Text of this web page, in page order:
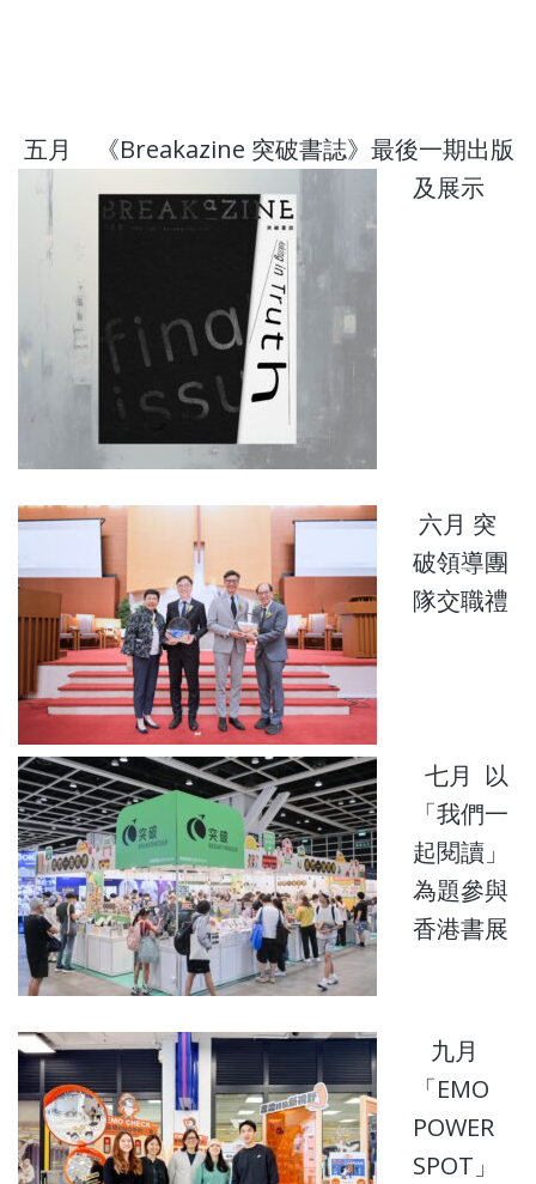
五月 《Breakazine 突破書誌》最後一期出版
及展示
六月 突
破領導團
隊交職禮
七月 以
「我們一
起閱讀」
為題參與
香港書展
九月
「EMO
POWER
SPOT」